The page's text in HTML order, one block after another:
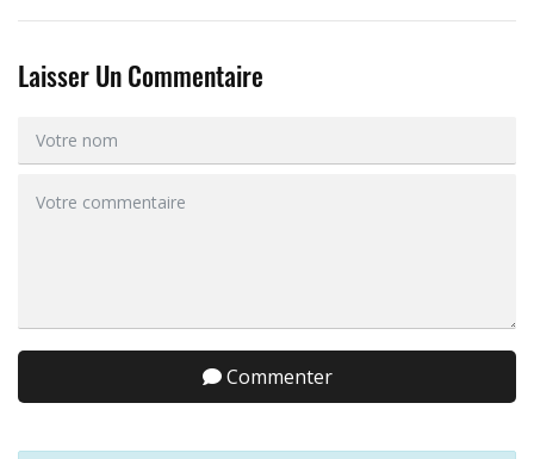
Laisser Un Commentaire
Commenter